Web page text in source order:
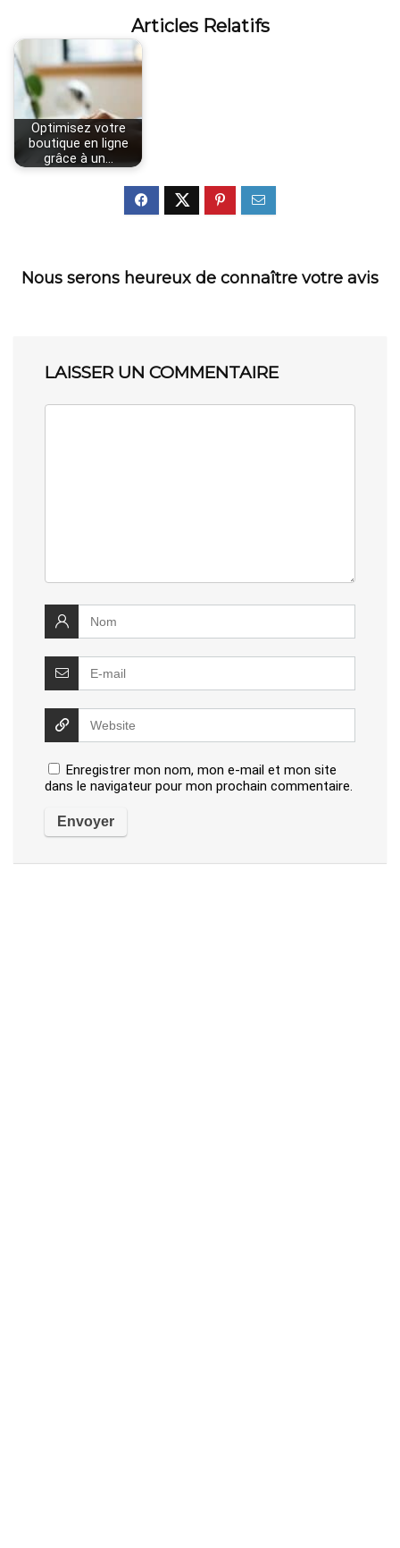
Articles Relatifs
Optimisez votre
boutique en ligne
grâce à un…
Nous serons heureux de connaître votre avis
LAISSER UN COMMENTAIRE
Enregistrer mon nom, mon e-mail et mon site
dans le navigateur pour mon prochain commentaire.